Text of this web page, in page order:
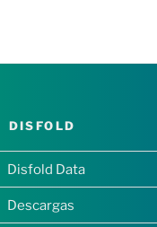
DISFOLD
Disfold Data
Descargas